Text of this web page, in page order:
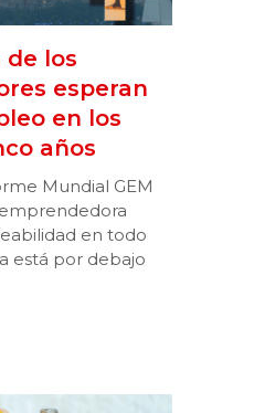
de los
esperan
en los
años
Mundial GEM
en todo
está por debajo